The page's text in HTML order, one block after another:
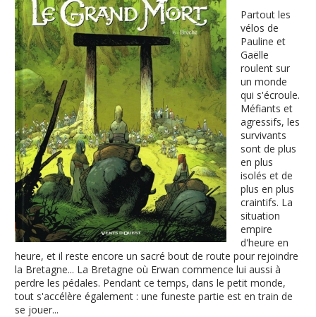
Partout les
vélos de
Pauline et
Gaëlle
roulent sur
un monde
qui s'écroule.
Méfiants et
agressifs, les
survivants
sont de plus
en plus
isolés et de
plus en plus
craintifs. La
situation
empire
d'heure en
heure, et il reste encore un sacré bout de route pour rejoindre
la Bretagne... La Bretagne où Erwan commence lui aussi à
perdre les pédales. Pendant ce temps, dans le petit monde,
tout s'accélère également : une funeste partie est en train de
se jouer...